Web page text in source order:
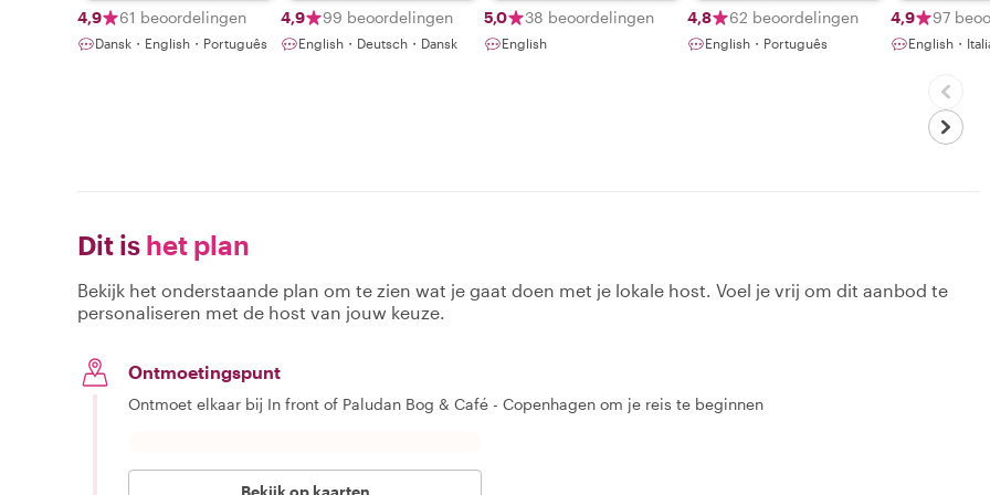
4,9 61 beoordelingen
Dansk・English・Português
4,9 99 beoordelingen
English・Deutsch・Dansk
5,0 38 beoordelingen
English
4,8 62 beoordelingen
English・Português
Food, Art &
Nature with
Local
4,9 97
English・
Dit is het plan
Bekijk het onderstaande plan om te zien wat je gaat doen met je lokale host. Voel je vrij om dit aanbod te
personaliseren met de host van jouw keuze.
Ontmoetingspunt
Ontmoet elkaar bij In front of Paludan Bog & Café - Copenhagen om je reis te beginnen
Bekijk op kaarten